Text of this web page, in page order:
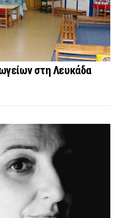
στη Λευκάδα